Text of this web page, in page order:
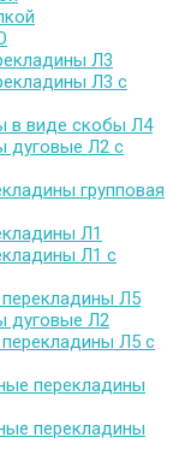
Л3
Л3 с
в виде скобы Л4
дуговые Л2 с
групповая
Л1
Л1 с
Л5
дуговые Л2
Л5 с
перекладины
перекладины